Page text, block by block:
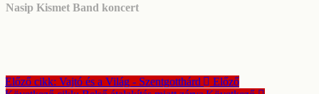
Nasip Kismet Band koncert
Előző cikk: Vajtó és a Világ - Szentgotthárd
Előző